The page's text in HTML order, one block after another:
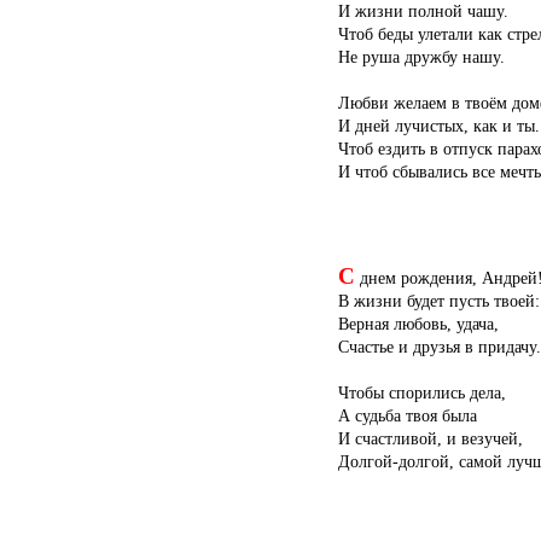
И жизни полной чашу.
Чтоб беды улетали как
Не руша дружбу нашу.
Любви желаем в твоём
И дней лучистых, как и ты.
Чтоб ездить в отпуск
И чтоб сбывались все
С днем рождения, Андрей!
В жизни будет пусть твоей:
Верная любовь, удача,
Счастье и друзья в придачу.
Чтобы спорились дела,
А судьба твоя была
И счастливой, и везучей,
Долгой-долгой, самой